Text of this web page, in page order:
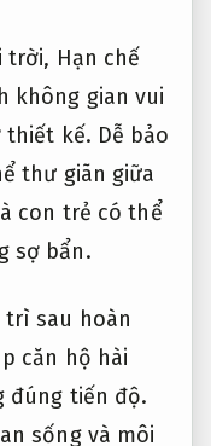
trời, Hạn chế
không gian vui
thiết kế. Dễ bảo
thư giãn giữa
con trẻ có thể
sợ bẩn.
trì sau hoàn
căn hộ hài
đúng tiến độ.
sống và môi